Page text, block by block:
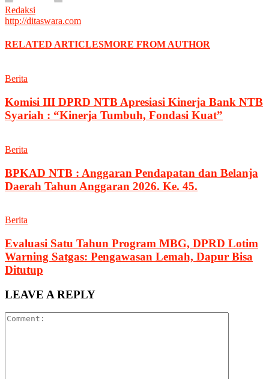
Redaksi
http://ditaswara.com
RELATED ARTICLESMORE FROM AUTHOR
Berita
Komisi III DPRD NTB Apresiasi Kinerja Bank NTB
Syariah : “Kinerja Tumbuh, Fondasi Kuat”
Berita
BPKAD NTB : Anggaran Pendapatan dan Belanja
Daerah Tahun Anggaran 2026. Ke. 45.
Berita
Evaluasi Satu Tahun Program MBG, DPRD Lotim
Warning Satgas: Pengawasan Lemah, Dapur Bisa
Ditutup
LEAVE A REPLY